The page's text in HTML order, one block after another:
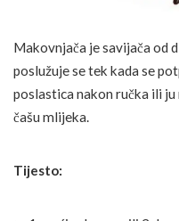
Makovnjača je savijača od
poslužuje se tek kada se
poslastica nakon ručka ili
čašu mlijeka.
Tijesto: